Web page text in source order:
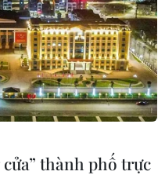
quốc ví phân biệt chủng
đổi và thích nghi
khác nhau" và hàng
thành phố trực